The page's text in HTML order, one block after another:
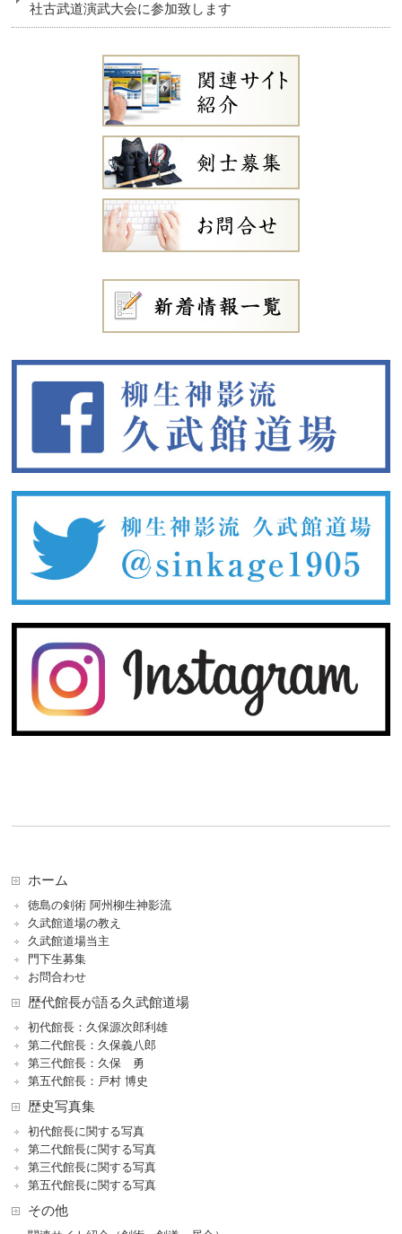
社古武道演武大会に参加致します
ホーム
徳島の剣術 阿州柳生神影流
久武館道場の教え
久武館道場当主
門下生募集
お問合わせ
歴代館長が語る久武館道場
初代館長：久保源次郎利雄
第二代館長：久保義八郎
第三代館長：久保 勇
第五代館長：戸村 博史
歴史写真集
初代館長に関する写真
第二代館長に関する写真
第三代館長に関する写真
第五代館長に関する写真
その他